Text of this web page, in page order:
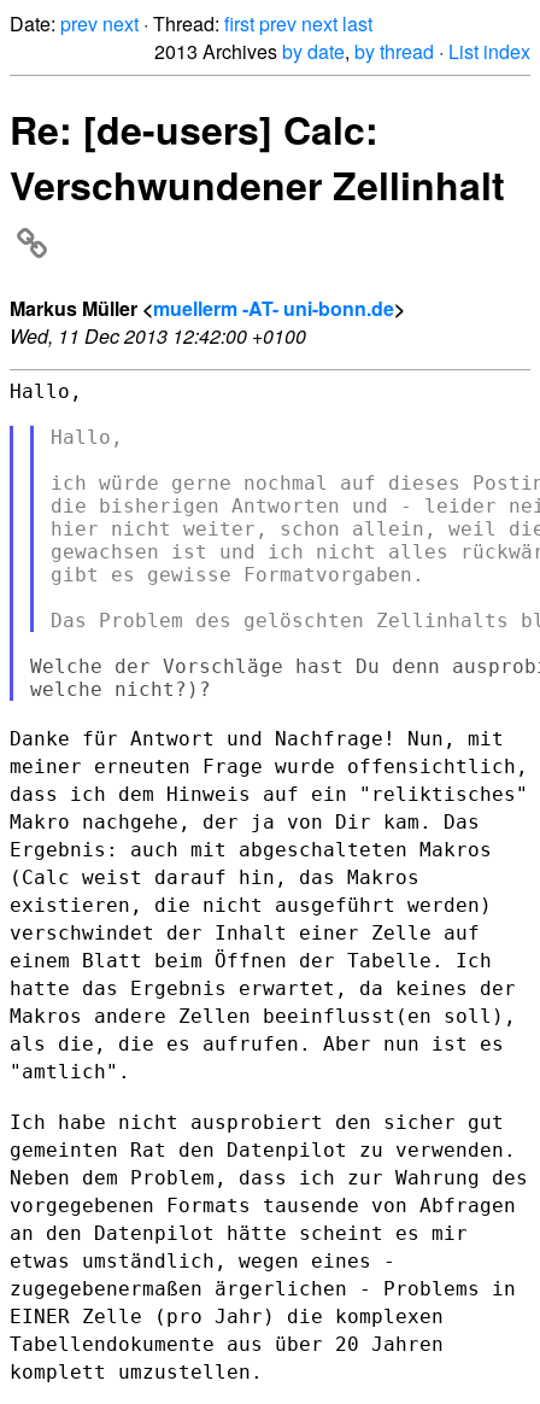
Date: prev next · Thread: firstprev next last
2013 Archivesby date, by thread · List index
Re: [de-users] Calc:
Verschwundener Zellinhalt
Markus Müller <muellerm -AT- uni-bonn.de>
Wed, 11 Dec 2013 12:42:00 +0100
Hallo,
Hallo,
ich würde gerne nochmal auf dieses
die bisherigen Antworten und - leider
hier nicht weiter, schon allein, weil die
gewachsen ist und ich nicht alles
gibt es gewisse Formatvorgaben.
Welche der Vorschläge hast Du denn
Danke für Antwort und Nachfrage! Nun, mit
meiner erneuten Frage wurde offensichtlich,
dass ich dem Hinweis auf ein "reliktisches"
Makro nachgehe, der ja von Dir kam. Das
Ergebnis: auch mit abgeschalteten Makros
(Calc weist darauf hin, das Makros
existieren, die nicht ausgeführt werden)
verschwindet der Inhalt einer Zelle auf
einem Blatt beim Öffnen der Tabelle. Ich
hatte das Ergebnis erwartet, da keines der
Makros andere Zellen beeinflusst(en soll),
als die, die es aufrufen. Aber nun ist es
"amtlich".
Ich habe nicht ausprobiert den sicher gut
gemeinten Rat den Datenpilot zu verwenden.
Neben dem Problem, dass ich zur Wahrung des
vorgegebenen Formats tausende von Abfragen
an den Datenpilot hätte scheint es mir
etwas umständlich, wegen eines -
zugegebenermaßen ärgerlichen - Problems in
EINER Zelle (pro Jahr) die komplexen
Tabellendokumente aus über 20 Jahren
komplett umzustellen.